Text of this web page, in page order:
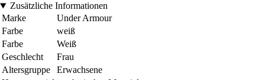
Zusätzliche Informationen
Marke
Under Armour
Farbe
weiß
Farbe
Weiß
Geschlecht
Frau
Altersgruppe
Erwachsene